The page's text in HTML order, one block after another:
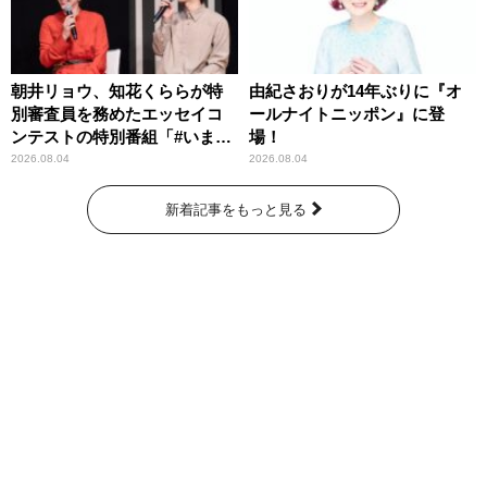
朝井リョウ、知花くららが特
別審査員を務めたエッセイコ
ンテストの特別番組「#いまあ
なたに伝えたいこと」
2026.08.04
由紀さおりが14年ぶりに『オ
ールナイトニッポン』に登
場！
2026.08.04
新着記事をもっと見る